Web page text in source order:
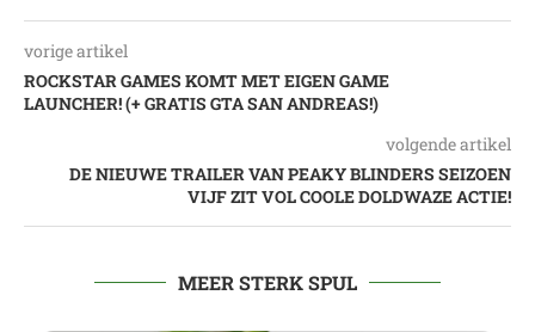
vorige artikel
ROCKSTAR GAMES KOMT MET EIGEN GAME
LAUNCHER! (+ GRATIS GTA SAN ANDREAS!)
volgende artikel
DE NIEUWE TRAILER VAN PEAKY BLINDERS SEIZOEN
VIJF ZIT VOL COOLE DOLDWAZE ACTIE!
MEER STERK SPUL